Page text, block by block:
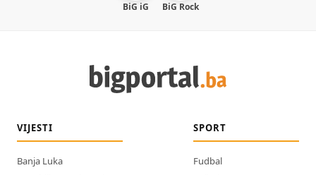
BiG iG BiG Rock
VIJESTI
Banja Luka
SPORT
Fudbal